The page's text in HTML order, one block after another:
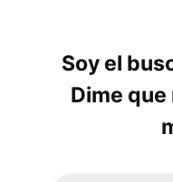
Soy el
Dime